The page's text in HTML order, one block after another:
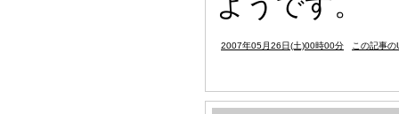
2007年05月26日(土)00時00分 この記事の